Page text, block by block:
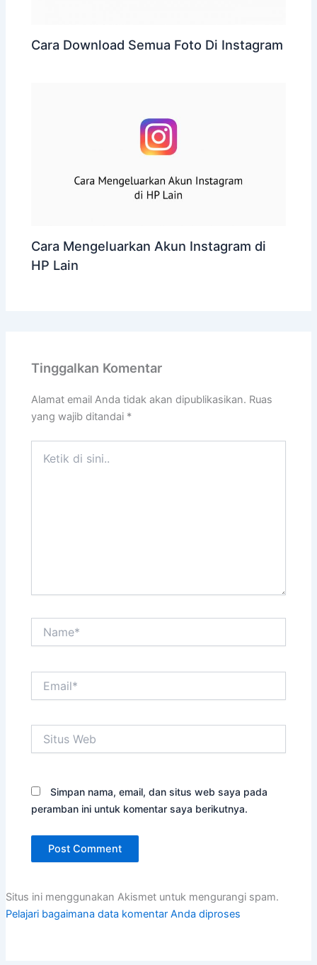
Cara Download Semua Foto Di Instagram
Cara Mengeluarkan Akun Instagram di
HP Lain
Tinggalkan Komentar
Alamat email Anda tidak akan dipublikasikan. Ruas
yang wajib ditandai *
Web
Simpan nama, email, dan situs web saya pada
peramban ini untuk komentar saya berikutnya.
Situs ini menggunakan Akismet untuk mengurangi spam.
Pelajari bagaimana data komentar Anda diproses